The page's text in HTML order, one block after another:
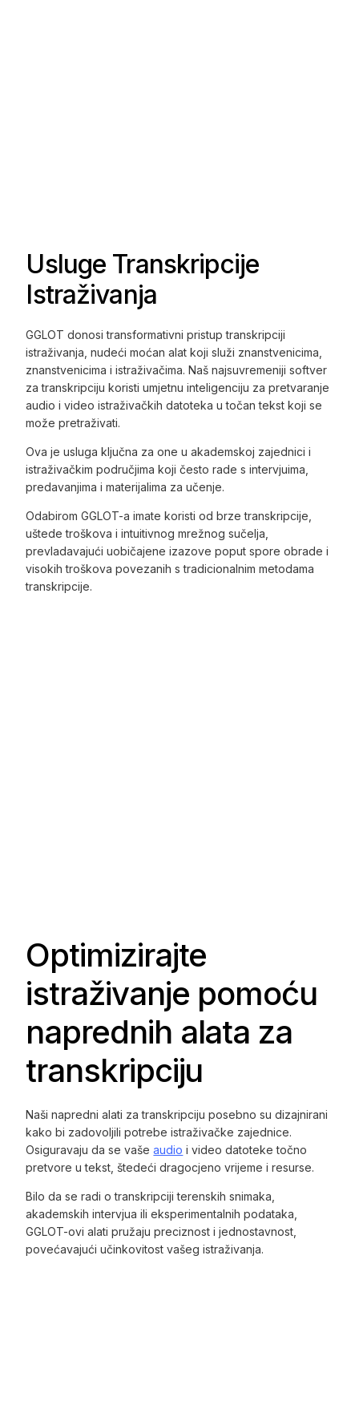
Usluge Transkripcije
Istraživanja
GGLOT donosi transformativni pristup transkripciji
istraživanja, nudeći moćan alat koji služi znanstvenicima,
znanstvenicima i istraživačima. Naš najsuvremeniji softver
za transkripciju koristi umjetnu inteligenciju za pretvaranje
audio i video istraživačkih datoteka u točan tekst koji se
može pretraživati.
Ova je usluga ključna za one u akademskoj zajednici i
istraživačkim područjima koji često rade s intervjuima,
predavanjima i materijalima za učenje.
Odabirom GGLOT-a imate koristi od brze transkripcije,
uštede troškova i intuitivnog mrežnog sučelja,
prevladavajući uobičajene izazove poput spore obrade i
visokih troškova povezanih s tradicionalnim metodama
transkripcije.
Optimizirajte
istraživanje pomoću
naprednih alata za
transkripciju
Naši napredni alati za transkripciju posebno su dizajnirani
kako bi zadovoljili potrebe istraživačke zajednice.
Osiguravaju da se vašeaudio i video datoteke točno
pretvore u tekst, štedeći dragocjeno vrijeme i resurse.
Bilo da se radi o transkripciji terenskih snimaka,
akademskih intervjua ili eksperimentalnih podataka,
GGLOT-ovi alati pružaju preciznost i jednostavnost,
povećavajući učinkovitost vašeg istraživanja.